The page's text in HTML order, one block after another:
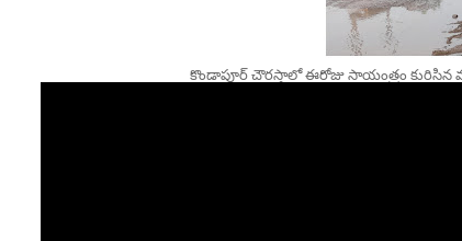
కొండాపూర్ చౌరస్తాలో ఈరోజు సాయంత్రం కురిసిన